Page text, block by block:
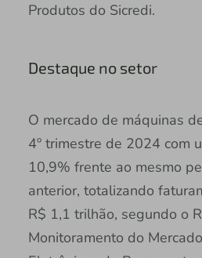
Produtos do Sicredi.
Destaque no setor
O mercado de máquinas
4º trimestre de 2024 com
10,9% frente ao mesmo
anterior, totalizando
R$ 1,1 trilhão, segundo o
Monitoramento do